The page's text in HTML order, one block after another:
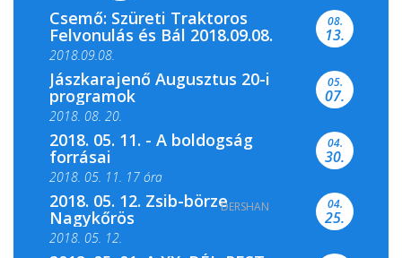
Csemő: Szüreti Traktoros
Felvonulás és Bál 2018.09.08.
2018.09.08.
08.
13.
Jászkarajenő Augusztus 20-i
programok
2018. 08. 20.
05.
07.
2018. 05. 11. - A boldogság
forrásai
2018. 05. 11. 17 óra
2018. 05. 11. 19 óra
04.
30.
2018. 05. 12. Zsib-börze
Nagykőrös
2018. 05. 12.
04.
25.
DERSHAN